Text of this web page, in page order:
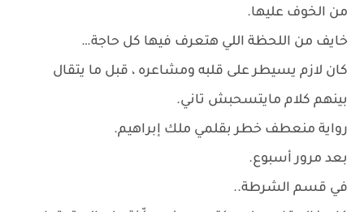
من الخوف عليها.
خايف من اللحظة اللي هتعرف فيها كل حاجة…
كان لازم يسيطر على قلبه ومشاعره ، قبل ما يتقال
بينهم كلام مايتسحبش تاني.
رواية منعطف خطر بقلمي ملك إبراهيم.
بعد مرور أسبوع.
في قسم الشرطة..